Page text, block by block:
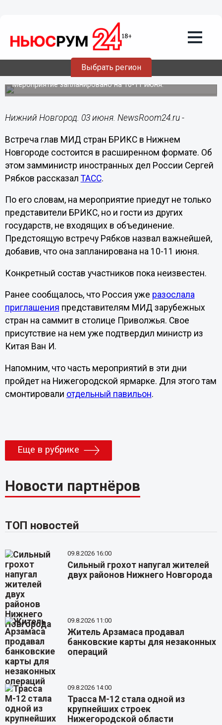
Выбрать регион
03.06.202419:12
Стал известен формат встречи стран
БРИКС в Нижнем Новгороде
Мероприятие запланировано на 10-11 июня.
Нижний Новгород. 03 июня. NewsRoom24.ru -
Встреча глав МИД стран БРИКС в Нижнем
Новгороде состоится в расширенном формате. Об
этом замминистр иностранных дел России Сергей
Рябков рассказал ТАСС.
По его словам, на мероприятие приедут не только
представители БРИКС, но и гости из других
государств, не входящих в объединение.
Предстоящую встречу Рябков назвал важнейшей,
добавив, что она запланирована на 10-11 июня.
Конкретный состав участников пока неизвестен.
Ранее сообщалось, что Россия уже разослала
приглашения представителям МИД зарубежных
стран на саммит в столице Приволжья. Свое
присутствие на нем уже подтвердил министр из
Китая Ван И.
Напомним, что часть мероприятий в эти дни
пройдет на Нижегородской ярмарке. Для этого там
смонтировали отдельный павильон.
Еще в рубрике
Новости партнёров
ТОП новостей
09.8.2026 16:00
Сильный грохот напугал жителей
двух районов Нижнего Новгорода
09.8.2026 11:00
Житель Арзамаса продавал
банковские карты для незаконных
операций
09.8.2026 14:00
Трасса М-12 стала одной из
крупнейших строек
Нижегородской области